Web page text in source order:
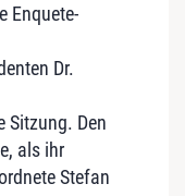
Enquete-
Dr.
Sitzung. Den
als ihr
Stefan